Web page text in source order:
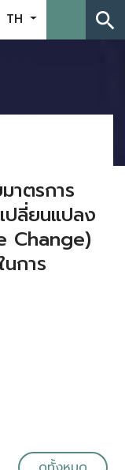
TH search
าตรการ
ปลี่ยนแปลง
Change)
การ